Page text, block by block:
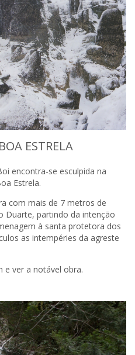
ESTRELA
encontra-se esculpida na
Estrela.
com mais de 7 metros de
Duarte, partindo da intenção
à santa protetora dos
as intempéries da agreste
e ver a notável obra.